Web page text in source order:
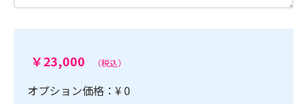
￥23,000 （税込）
オプション価格：¥0